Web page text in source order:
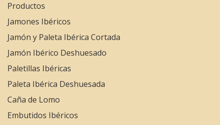
Productos
Jamones Ibéricos
Jamón y Paleta Ibérica Cortada
Jamón Ibérico Deshuesado
Paletillas Ibéricas
Paleta Ibérica Deshuesada
Caña de Lomo
Embutidos Ibéricos